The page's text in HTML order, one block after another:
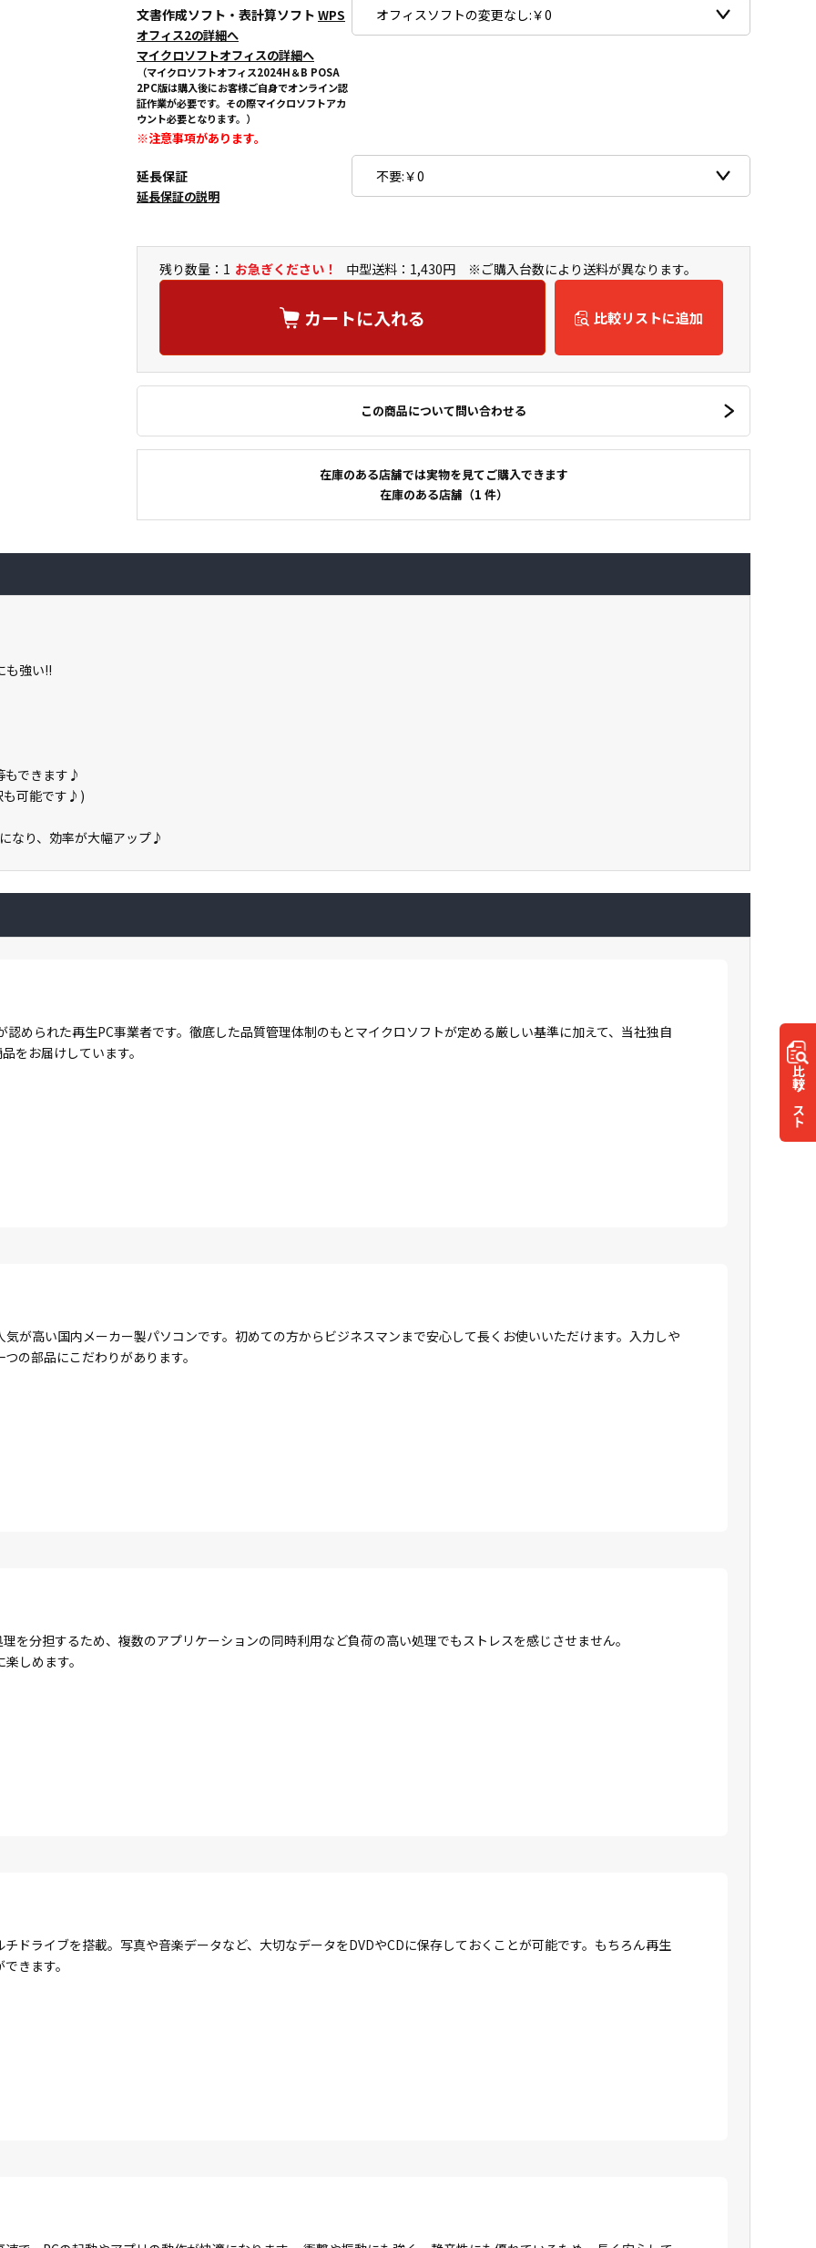
文書作成ソフト・表計算ソフト WPS
オフィス2の詳細へ
マイクロソフトオフィスの詳細へ
（マイクロソフトオフィス2024H＆B POSA
2PC版は購入後にお客様ご自身でオンライン認
証作業が必要です。その際マイクロソフトアカ
ウント必要となります。）
※注意事項があります。
延長保証
延長保証の説明
残り数量：1 お急ぎください！ 中型送料：1,430円 ※ご購入台数により送料が異なります。
カートに入れる 比較リストに追加
この商品について問い合わせる
在庫のある店舗では実物を見てご購入できます
在庫のある店舗（1 件）
比較
リスト
も強い!!
もできます♪
も可能です♪)
なり、効率が大幅アップ♪
められた再生PC事業者です。徹底した品質管理体制のもとマイクロソフトが定める厳しい基準に加えて、当社独自
をお届けしています。
が高い国内メーカー製パソコンです。初めての方からビジネスマンまで安心して長くお使いいただけます。入力しや
の部品にこだわりがあります。
を分担するため、複数のアプリケーションの同時利用など負荷の高い処理でもストレスを感じさせません。
しめます。
ドライブを搭載。写真や音楽データなど、大切なデータをDVDやCDに保存しておくことが可能です。もちろん再生
きます。